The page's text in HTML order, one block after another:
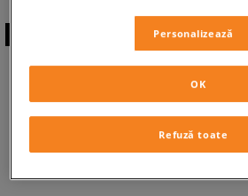
ABONEAZĂ-TE LA
NEWSLETTER
Personalizează
Refuză toate
OK